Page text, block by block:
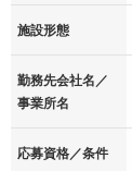
施設形態
勤務先会社名／
事業所名
応募資格／条件